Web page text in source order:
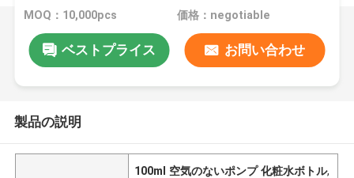
MOQ：10,000pcs 価格：negotiable
ベストプライス お問い合わせ
製品の説明
100ml 空気のないポンプ 化粧水ボトル,